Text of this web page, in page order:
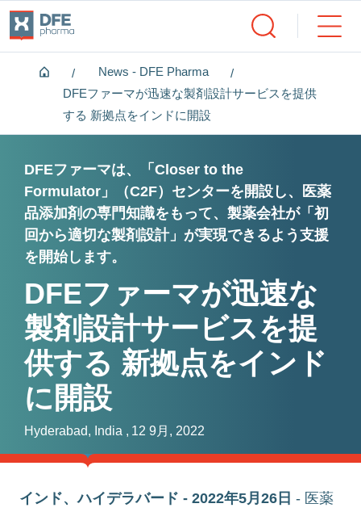
Home
News - DFE Pharma
DFEファーマが迅速な製剤設計サービスを提供
する 新拠点をインドに開設
DFEファーマが迅速な
製剤設計サービスを提
供する 新拠点をインド
に開設
DFEファーマは、「Closer to the
Formulator」（C2F）センターを開設し、医薬
品添加剤の専門知識をもって、製薬会社が「初
回から適切な製剤設計」が実現できるよう支援
を開始します。
Hyderabad, India , 12 9月, 2022
インド、ハイデラバード - 2022年5月 26 日 - 医薬